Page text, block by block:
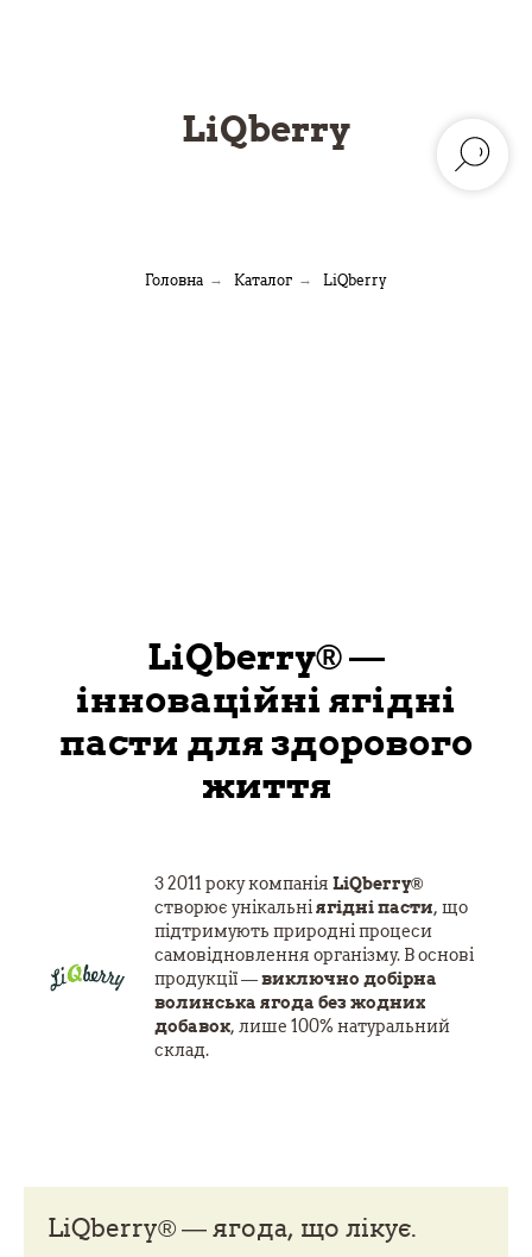
LiQberry
Головна → Каталог → LiQberry
LiQberry® —
інноваційні ягідні
пасти для здорового
життя
З 2011 року компанія LiQberry®
створює унікальні ягідні пасти, що
підтримують природні процеси
самовідновлення організму. В основі
продукції —виключно добірна
волинська ягода без жодних
добавок, лише 100% натуральний
склад.
LiQberry® — ягода, що лікує.